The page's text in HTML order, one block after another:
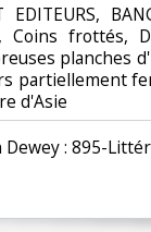
EDITEURS,
Coins frottés,
planches
partiellement
d'Asie‎
Dewey : 895-